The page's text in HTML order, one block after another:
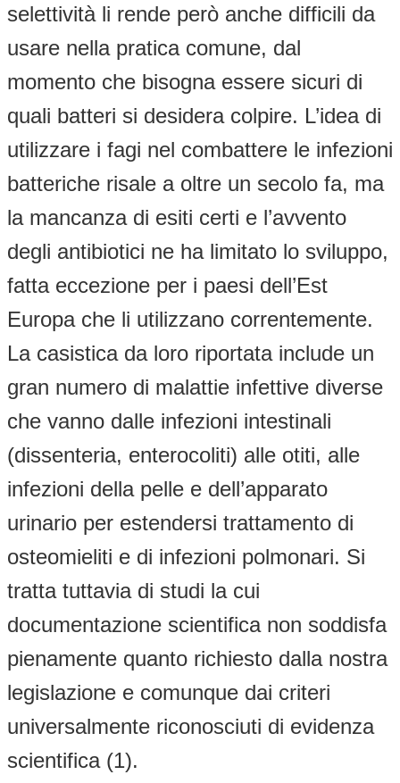
selettività li rende però anche difficili da
usare nella pratica comune, dal
momento che bisogna essere sicuri di
quali batteri si desidera colpire. L’idea di
utilizzare i fagi nel combattere le infezioni
batteriche risale a oltre un secolo fa, ma
la mancanza di esiti certi e l’avvento
degli antibiotici ne ha limitato lo sviluppo,
fatta eccezione per i paesi dell’Est
Europa che li utilizzano correntemente.
La casistica da loro riportata include un
gran numero di malattie infettive diverse
che vanno dalle infezioni intestinali
(dissenteria, enterocoliti) alle otiti, alle
infezioni della pelle e dell’apparato
urinario per estendersi trattamento di
osteomieliti e di infezioni polmonari. Si
tratta tuttavia di studi la cui
documentazione scientifica non soddisfa
pienamente quanto richiesto dalla nostra
legislazione e comunque dai criteri
universalmente riconosciuti di evidenza
scientifica (1).